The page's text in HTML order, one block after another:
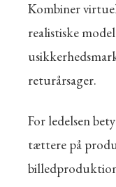
Kombiner
realistiske
returårsager.
For ledelsen
tættere på